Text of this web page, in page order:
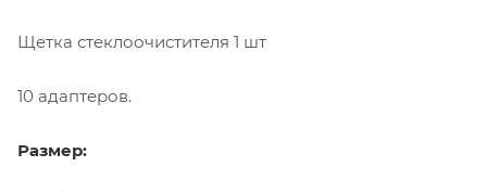
Щетка стеклоочистителя 1 шт
10 адаптеров.
Размер: